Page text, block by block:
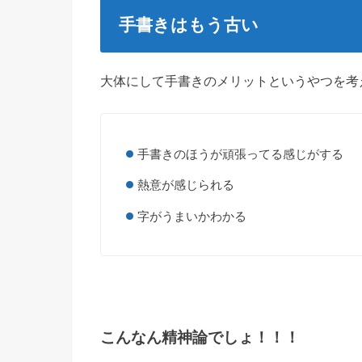
手書きはもう古い
大体にして手書きのメリットというやつを
手書きのほうが頑張ってる感じがする
熱意が感じられる
字がうまいかわかる
こんなん精神論でしょ！！！